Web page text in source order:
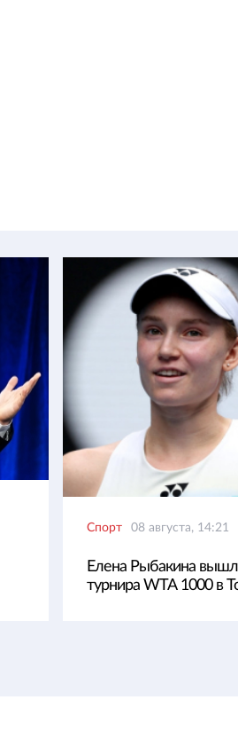
Спорт 08 августа, 14:21
Елена Рыбакина
турнира WTA 1000 в